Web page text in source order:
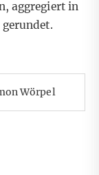
, aggregiert in
gerundet.
Wörpel